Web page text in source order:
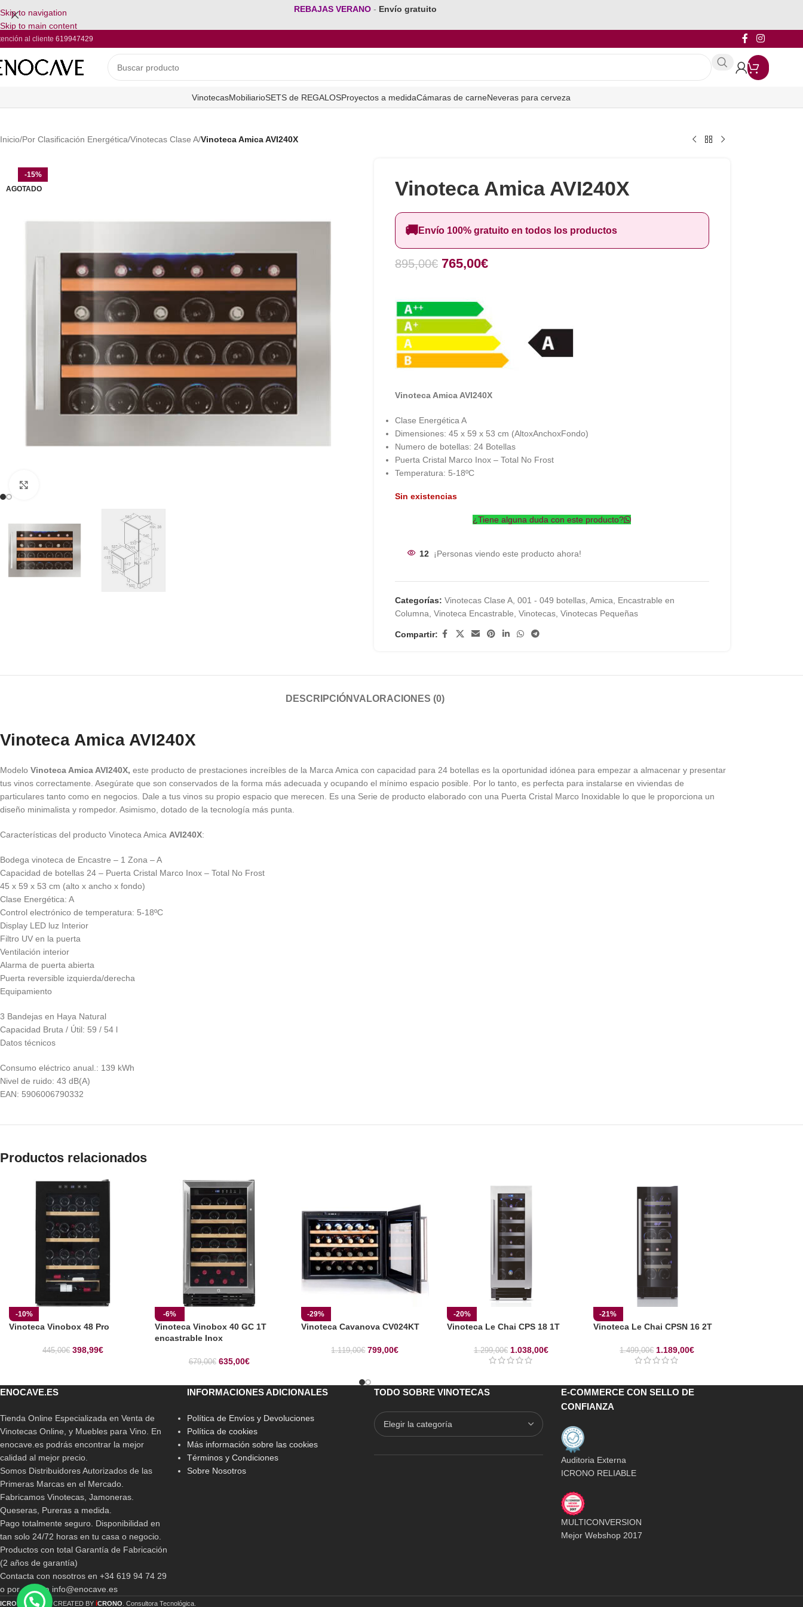
Skip to navigation
Skip to main content
REBAJAS VERANO - Envío gratuito
al cliente 619947429
VinotecasMobiliarioSETS de REGALOSProyectos a medidaCámaras de carneNeveras para cerveza
Inicio/Por Clasificación Energética/Vinotecas Clase A/Vinoteca Amica AVI240X
-15%
AGOTADO
Vinoteca Amica AVI240X
🚚Envío 100% gratuito en todos los productos
895,00€ 765,00€
Vinoteca Amica AVI240X
Clase Energética A
Dimensiones: 45 x 59 x 53 cm (AltoxAnchoxFondo)
Numero de botellas: 24 Botellas
Puerta Cristal Marco Inox – Total No Frost
Temperatura: 5-18ºC
Sin existencias
¿Tiene alguna duda con este producto?
12 ¡Personas viendo este producto ahora!
Categorías: Vinotecas Clase A, 001 - 049 botellas, Amica
Encastrable en
Columna Vinoteca Encastrable Vinotecas, Vinotecas Pequeñas
Compartir:
DESCRIPCIÓNVALORACIONES (0)
Vinoteca Amica AVI240X
Modelo Vinoteca Amica AVI240X, este producto de prestaciones increíbles de la Marca Amica con capacidad para 24 botellas es la oportunidad idónea para empezar a almacenar y presentar
tus vinos correctamente. Asegúrate que son conservados de la forma más adecuada y ocupando el mínimo espacio posible. Por lo tanto, es perfecta para instalarse en viviendas de
particulares tanto como en negocios. Dale a tus vinos su propio espacio que merecen. Es una Serie de producto elaborado con una Puerta Cristal Marco Inoxidable lo que le proporciona un
diseño minimalista y rompedor. Asimismo, dotado de la tecnología más punta.
Características del producto Vinoteca Amica AVI240X:
Bodega vinoteca de Encastre – 1 Zona – A
Capacidad de botellas 24 – Puerta Cristal Marco Inox – Total No Frost
45 x 59 x 53 cm (alto x ancho x fondo)
Clase Energética: A
Control electrónico de temperatura: 5-18ºC
Display LED luz Interior
Filtro UV en la puerta
Ventilación interior
Alarma de puerta abierta
Puerta reversible izquierda/derecha
Equipamiento
3 Bandejas en Haya Natural
Capacidad Bruta / Útil: 59 / 54 l
Datos técnicos
Consumo eléctrico anual.: 139 kWh
Nivel de ruido: 43 dB(A)
EAN: 5906006790332
Productos relacionados
-10%
Vinoteca Vinobox 48 Pro
445,00€ 398,99€
-6%
Vinoteca Vinobox 40 GC 1T
encastrable Inox
679,00€ 635,00€
-29%
Vinoteca Cavanova CV024KT
1.119,00€ 799,00€
-20%
Vinoteca Le Chai CPS 18 1T
1.299,00€ 1.038,00€
-21%
Vinoteca Le Chai CPSN 16 2T
1.499,00€ 1.189,00€
ENOCAVE.ES
Tienda Online Especializada en Venta de
Vinotecas Online, y Muebles para Vino. En
enocave.es podrás encontrar la mejor
calidad al mejor precio.
Somos Distribuidores Autorizados de las
Primeras Marcas en el Mercado.
Fabricamos Vinotecas, Jamoneras.
Queseras, Pureras a medida.
Pago totalmente seguro. Disponibilidad en
tan solo 24/72 horas en tu casa o negocio.
Productos con total Garantía de Fabricación
(2 años de garantía)
Contacta con nosotros en +34 619 94 74 29
o por email a info@enocave.es
INFORMACIONES ADICIONALES
Política de Envíos y Devoluciones
Política de cookies
Más información sobre las cookies
Términos y Condiciones
Sobre Nosotros
TODO SOBRE VINOTECAS
E-COMMERCE CON SELLO DE
CONFIANZA
Auditoria Externa
ICRONO RELIABLE
MULTICONVERSION
Mejor Webshop 2017
ICRONO 2019 CREATED BY iCRONO . Consultora Tecnológica.